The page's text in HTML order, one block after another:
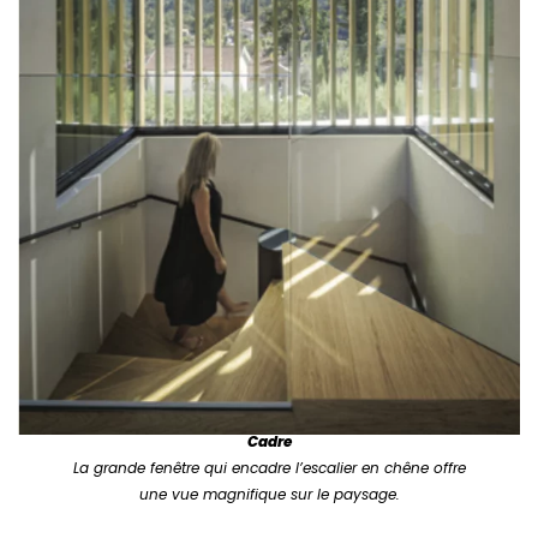
Cadre
La grande fenêtre qui encadre l’escalier en chêne offre
une vue magnifique sur le paysage.